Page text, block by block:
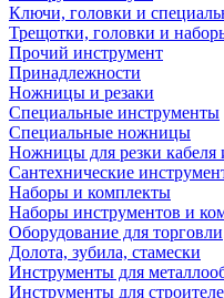
Ключи, головки и
Трещотки, головки и
Прочий инструмент
Принадлежности
Ножницы и резаки
Специальные инструменты
Специальные ножницы
Ножницы для резки кабеля
Сантехнические
Наборы и комплекты
Наборы инструментов и
Оборудование для торговли
Долота, зубила, стамески
Инструменты для
Инструменты для